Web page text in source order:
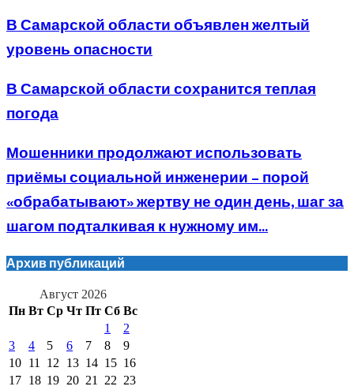
В Самарской области объявлен желтый
уровень опасности
В Самарской области сохранится теплая
погода
Мошенники продолжают использовать
приёмы социальной инженерии – порой
«обрабатывают» жертву не один день, шаг за
шагом подталкивая к нужному им...
Архив публикаций
Август 2026
Пн Вт Ср Чт Пт Сб Вс
1
2
3
4 5 6 7 8
9
10 11 12 13 14 15 16
17 18 19 20 21 22 23